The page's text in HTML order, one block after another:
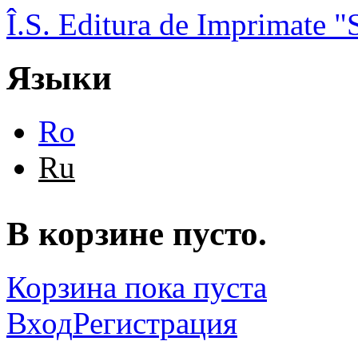
Перейти к основному содержанию
Î.S. Editura de Imprimate
Языки
Ro
Ru
В корзине пусто.
Корзина пока пуста
ВходРегистрация